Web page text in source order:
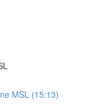
MSL (15:13)